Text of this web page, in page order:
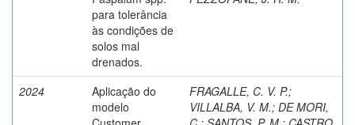
para tolerância
às condições de
solos mal
drenados.
2024
Aplicação do
modelo
FRAGALLE, C. V. P.;
VILLALBA, V. M.; DE MORI,